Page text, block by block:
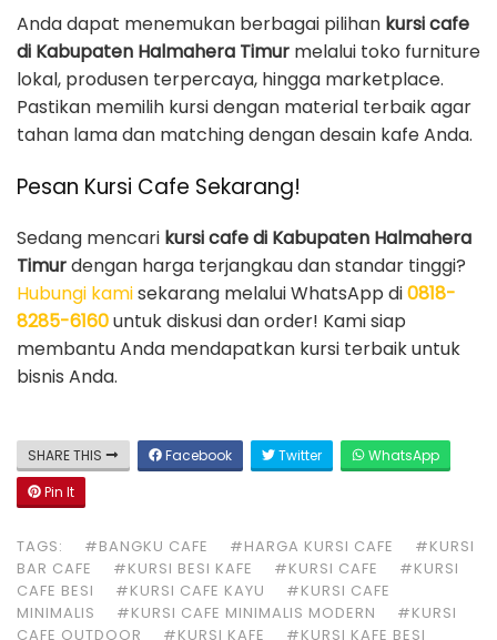
Anda dapat menemukan berbagai pilihan kursi cafe
di Kabupaten Halmahera Timur melalui toko furniture
lokal, produsen terpercaya, hingga marketplace.
Pastikan memilih kursi dengan material terbaik agar
tahan lama dan matching dengan desain kafe Anda.
Pesan Kursi Cafe Sekarang!
Sedang mencari kursi cafe di Kabupaten Halmahera
Timurdengan harga terjangkau dan standar tinggi?
Hubungi kamisekarang melalui WhatsApp di0818-
8285-6160untuk diskusi dan order! Kami siap
membantu Anda mendapatkan kursi terbaik untuk
bisnis Anda.
SHARE THIS Facebook Twitter
WhatsApp
Pin It
TAGS: #BANGKU CAFE #HARGA KURSI CAFE
#KURSI
BAR CAFE
#KURSI BESI KAFE #KURSI CAFE
#KURSI
CAFE BESI
#KURSI CAFE KAYU
#KURSI CAFE
MINIMALIS
#KURSI CAFE MINIMALIS MODERN
#KURSI
CAFE OUTDOOR
#KURSI KAFE #KURSI KAFE BESI